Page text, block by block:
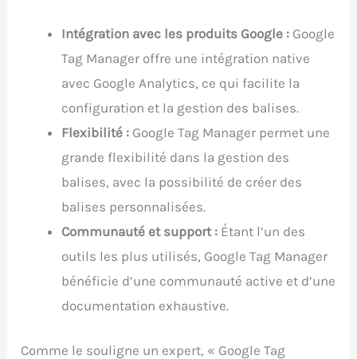
Intégration avec les produits Google : Google
Tag Manager offre une intégration native
avec Google Analytics, ce qui facilite la
configuration et la gestion des balises.
Flexibilité : Google Tag Manager permet une
grande flexibilité dans la gestion des
balises, avec la possibilité de créer des
balises personnalisées.
Communauté et support : Étant l’un des
outils les plus utilisés, Google Tag Manager
bénéficie d’une communauté active et d’une
documentation exhaustive.
Comme le souligne un expert, « Google Tag